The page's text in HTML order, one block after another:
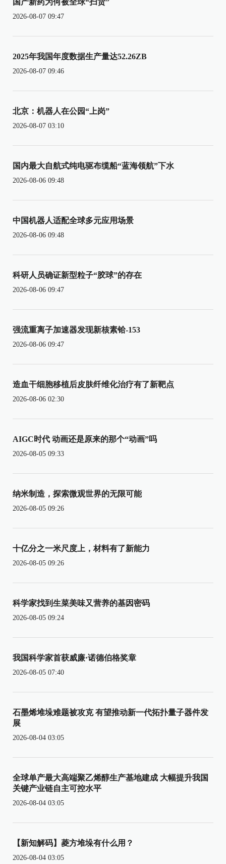
国产新药为何被全球“扫货”
2026-08-07 09:47
2025年我国年度数据生产量达52.26ZB
2026-08-07 09:46
北京：机器人在公园“上岗”
2026-08-07 03:10
国内最大自航式纯电驱布缆船“蓝海领航”下水
2026-08-06 09:48
中国机器人适配全球多元应用场景
2026-08-06 09:48
科研人员确证新型粒子“胶球”的存在
2026-08-06 09:47
强流重离子加速器发现新核素铪-153
2026-08-06 09:47
造血干细胞移植后皮肤纤维化治疗有了新靶点
2026-08-06 02:30
AIGC时代 动画还是原来的那个“动画”吗
2026-08-05 09:33
纳米制造，探索微观世界的无限可能
2026-08-05 09:26
十亿分之一米尺度上，材料有了新能力
2026-08-05 09:26
科学家找到生菜美味又营养的基因密码
2026-08-05 09:24
我国科学家首获威廉·诺德伯格奖章
2026-08-05 07:40
石墨烯堆垛难题被攻克 有望推动新一代拓扑量子器件发
展
2026-08-04 03:05
全球单产最大高端聚乙烯醇生产基地建成 大幅提升我国
关键产业链自主可控水平
2026-08-04 03:05
【新知解码】菱方堆垛有什么用？
2026-08-04 03:05